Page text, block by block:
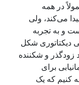
در همه
می‌کند، ولی
و به تجربه
شکل
و شکننده
برای
که یک